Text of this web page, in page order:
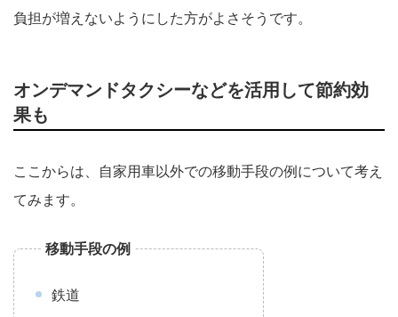
負担が増えないようにした方がよさそうです。
オンデマンドタクシーなどを活用して節約効
果も
ここからは、自家用車以外での移動手段の例について考え
てみます。
移動手段の例
鉄道